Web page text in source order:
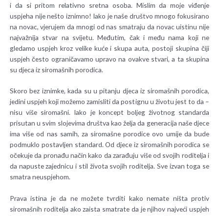
i da si pritom relativno sretna osoba. Mislim da moje viđenje
uspjeha nije nešto iznimno! Iako je naše društvo mnogo fokusirano
na novac, vjerujem da mnogi od nas smatraju da novac uistinu nije
najvažnija stvar na svijetu. Međutim, čak i među nama koji ne
gledamo uspjeh kroz velike kuće i skupa auta, postoji skupina čiji
uspjeh često ograničavamo upravo na ovakve stvari, a ta skupina
su djeca iz siromašnih porodica.
Skoro bez iznimke, kada su u pitanju djeca iz siromašnih porodica,
jedini uspjeh koji možemo zamisliti da postignu u životu jest to da –
nisu više siromašni. Iako je koncept boljeg životnog standarda
prisutan u svim slojevima društva kao želja da generacija naše djece
ima više od nas samih, za siromašne porodice ovo umije da bude
podmuklo postavljen standard. Od djece iz siromašnih porodica se
očekuje da pronađu način kako da zarađuju više od svojih roditelja i
da napuste zajednicu i stil života svojih roditelja. Sve izvan toga se
smatra neuspjehom.
Prava istina je da ne možete tvrditi kako nemate ništa protiv
siromašnih roditelja ako zaista smatrate da je njihov najveći uspjeh